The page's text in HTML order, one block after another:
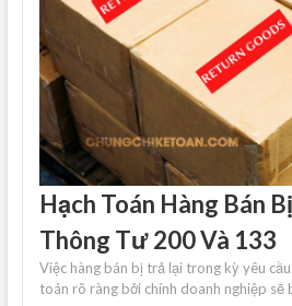
Hạch Toán Hàng Bán
Thông Tư 200 Và 133
Việc hàng bán bị trả lại trong kỳ yêu
toán rõ ràng bởi chính doanh nghiệp sẽ